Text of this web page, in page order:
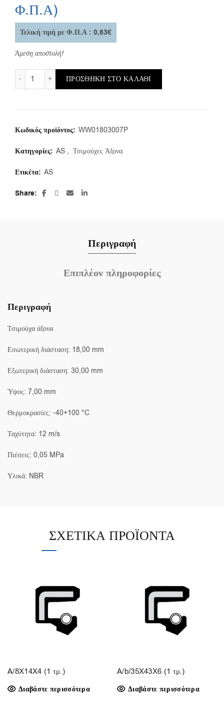
Φ.Π.Α)
Τελική τιμή με Φ.Π.Α : 0,63€
Άμεση αποστολή!
AS/f/18X30X7 (1 τμ.) ποσότητα
ΠΡΟΣΘΉΚΗ ΣΤΟ ΚΑΛΆΘΙ
Κωδικός προϊόντος: WW01803007P
Κατηγορίες: AS , Τσιμούχες Άξονα
Ετικέτα: AS
Share
Περιγραφή
Επιπλέον πληροφορίες
Περιγραφή
Τσιμούχα άξονα
Εσωτερική διάσταση: 18,00 mm
Εξωτερική διάσταση: 30,00 mm
Ύψος: 7,00 mm
Θερμοκρασίες: -40+100 °C
Ταχύτητα: 12 m/s
Πιέσεις: 0,05 MPa
Υλικά: NBR
ΣΧΕΤΙΚΆ ΠΡΟΪΌΝΤΑ
A/8X14X4 (1 τμ.)
Διαβάστε περισσότερα
A/b/35X43X6 (1 τμ.)
Διαβάστε περισσότερα